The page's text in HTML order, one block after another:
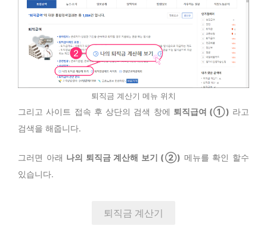
퇴직금 계산기 메뉴 위치
그리고 사이트 접속 후 상단의 검색 창에 퇴직급여 (①) 라고
검색을 해줍니다.
그러면 아래 나의 퇴직금 계산해 보기 (②) 메뉴를 확인 할수
있습니다.
퇴직금 계산기